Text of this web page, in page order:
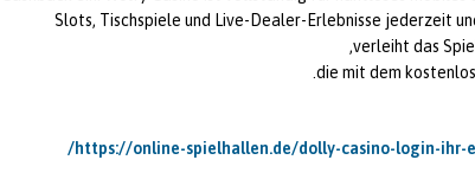
Slots, Tischspiele und Live-Dealer-Erlebnisse jederzeit
verleiht das
die mit dem
https://online-spielhallen.de/dolly-casino-login-ihr-